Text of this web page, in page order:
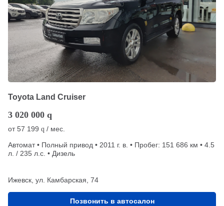
Toyota Land Cruiser
3 020 000 q
от57 199 q / мес.
Автомат • Полный привод • 2011 г. в. • Пробег: 151 686 км • 4.5
л. / 235 л.с. • Дизель
Ижевск, ул. Камбарская, 74
Позвонить в автосалон